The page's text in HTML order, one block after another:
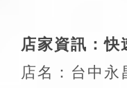
店家資訊：快
店名：台中永